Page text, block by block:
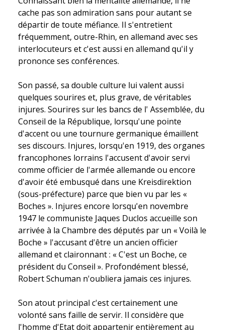
cache pas son admiration sans pour autant se
départir de toute méfiance. Il s'entretient
fréquemment, outre-Rhin, en allemand avec ses
interlocuteurs et c'est aussi en allemand qu'il y
prononce ses conférences.
Son passé, sa double culture lui valent aussi
quelques sourires et, plus grave, de véritables
injures. Sourires sur les bancs de l' Assemblée, du
Conseil de la République, lorsqu'une pointe
d'accent ou une tournure germanique émaillent
ses discours. Injures, lorsqu'en 1919, des organes
francophones lorrains l'accusent d'avoir servi
comme officier de l'armée allemande ou encore
d'avoir été embusqué dans une Kreisdirektion
(sous-préfecture) parce que bien vu par les «
Boches ». Injures encore lorsqu'en novembre
1947 le communiste Jaques Duclos accueille son
arrivée à la Chambre des députés par un « Voilà le
Boche » l'accusant d'être un ancien officier
allemand et claironnant : « C'est un Boche, ce
président du Conseil ». Profondément blessé,
Robert Schuman n'oubliera jamais ces injures.
Son atout principal c'est certainement une
volonté sans faille de servir. Il considère que
l'homme d'Etat doit appartenir entièrement au